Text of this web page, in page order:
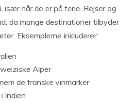
især når de er på ferie. Rejser og
da mange destinationer tilbyder
Eksemplerne inkluderer:
Alper
de franske vinmarker
Indien